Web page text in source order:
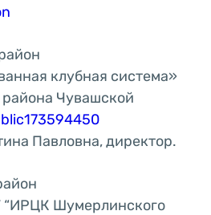
клубная система»
Чувашской
Павловна, директор.
Шумерлинского